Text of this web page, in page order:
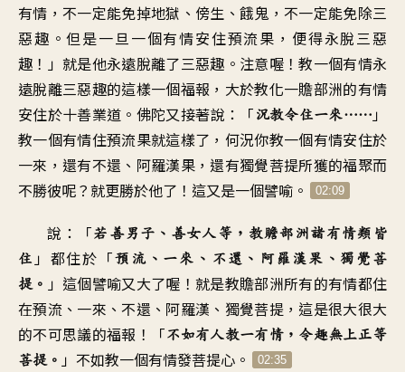
有情，不一定能免掉地獄、傍生、餓鬼，不一定能免除三
惡趣。但是一旦一個有情安住預流果，便得永脫三惡
趣！」就是他永遠脫離了三惡趣。注意喔！教一個有情永
遠脫離三惡趣的這樣一個福報，大於教化一贍部洲的有情
安住於十善業道。佛陀又接著說：「 況教令住一來……」
教一個有情住預流果就這樣了，何況你教一個有情安住於
一來，還有不還、阿羅漢果，還有獨覺菩提所獲的福聚而
不勝彼呢？就更勝於他了！這又是一個譬喻。
02:09
說：「若善男子、善女人等，教贍部洲諸有情類皆
住 」都住於「預流、一來、不還、阿羅漢果、獨覺菩
提。 」這個譬喻又大了喔！就是教贍部洲所有的有情都住
在預流、一來、不還、阿羅漢、獨覺菩提，這是很大很大
的不可思議的福報！「不如有人教一有情，令趣無上正等
菩提。 」不如教一個有情發菩提心。 02:35